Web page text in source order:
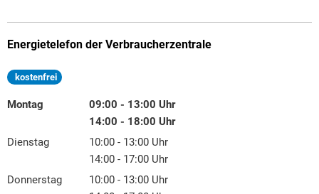
Energietelefon der Verbraucherzentrale
kostenfrei
Montag 09:00 - 13:00 Uhr
Von 09:00 bis 13:00 Uhr
14:00 - 18:00 Uhr
Von 14:00 bis 18:00 Uhr
Dienstag 10:00 - 13:00 Uhr
Von 10:00 bis 13:00 Uhr
14:00 - 17:00 Uhr
Von 14:00 bis 17:00 Uhr
Donnerstag 10:00 - 13:00 Uhr